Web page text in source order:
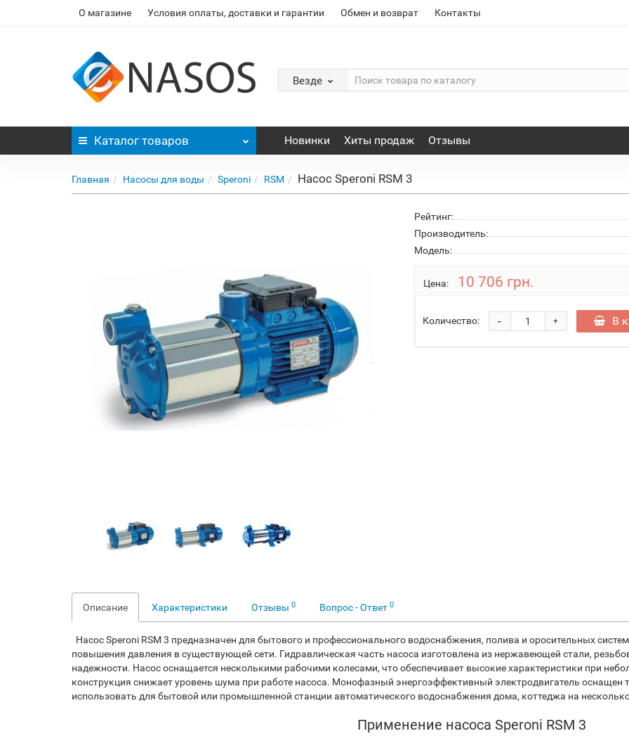
О магазине Условия оплаты, доставки и гарантии Обмен и возврат Контакты
Везде
Каталог товаров Новинки Хиты продаж Отзывы
Главная Насосы для воды Speroni RSM Насос Speroni RSM 3
Рейтинг:
Производитель:
Модель:
Цена: 10 706 грн.
Количество: +
- В
Описание Характеристики Отзывы 0 Вопрос - Ответ 0
Насос Speroni RSM 3 предназначен для бытового и профессионального водоснабжения, полива и оросительных
повышения давления в существующей сети. Гидравлическая часть насоса изготовлена из нержавеющей стали,
надежности. Насос оснащается несколькими рабочими колесами, что обеспечивает высокие характеристики при
конструкция снижает уровень шума при работе насоса. Монофазный энергоэффективный электродвигатель оснащен
использовать для бытовой или промышленной станции автоматического водоснабжения дома, коттеджа на
Применение насоса Speroni RSM 3